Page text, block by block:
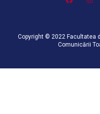
Copyright © 2022 Facultatea
Comunicării